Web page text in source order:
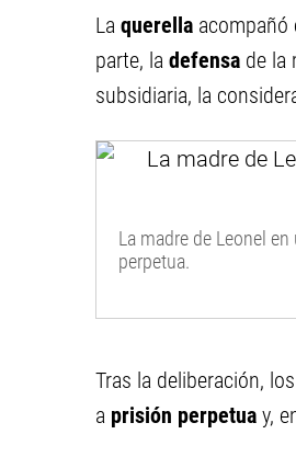
La querella acompañó
parte, la defensa de la
subsidiaria, la
La madre de Leonel
perpetua.
Tras la deliberación,
a prisión perpetua y,